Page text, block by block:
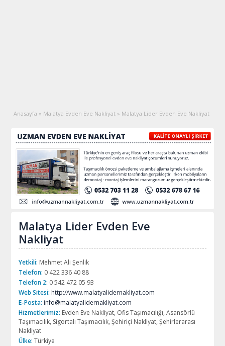
Anasayfa » Malatya Evden Eve Nakliyat » Malatya Lider Evden Eve Nakliyat
Malatya Lider Evden Eve
Nakliyat
Yetkili: Mehmet Ali Şenlik
Telefon: 0 422 336 40 88
Telefon 2: 0 542 472 05 93
Web Sitesi: http://www.malatyalidernakliyat.com
E-Posta: info@malatyalidernakliyat.com
Hizmetlerimiz: Evden Eve Nakliyat, Ofis Taşımacılığı, Asansörlü
Taşımacılık, Sigortalı Taşımacılık, Şehiriçi Nakliyat, Şehirlerarası
Nakliyat
Ülke: Türkiye